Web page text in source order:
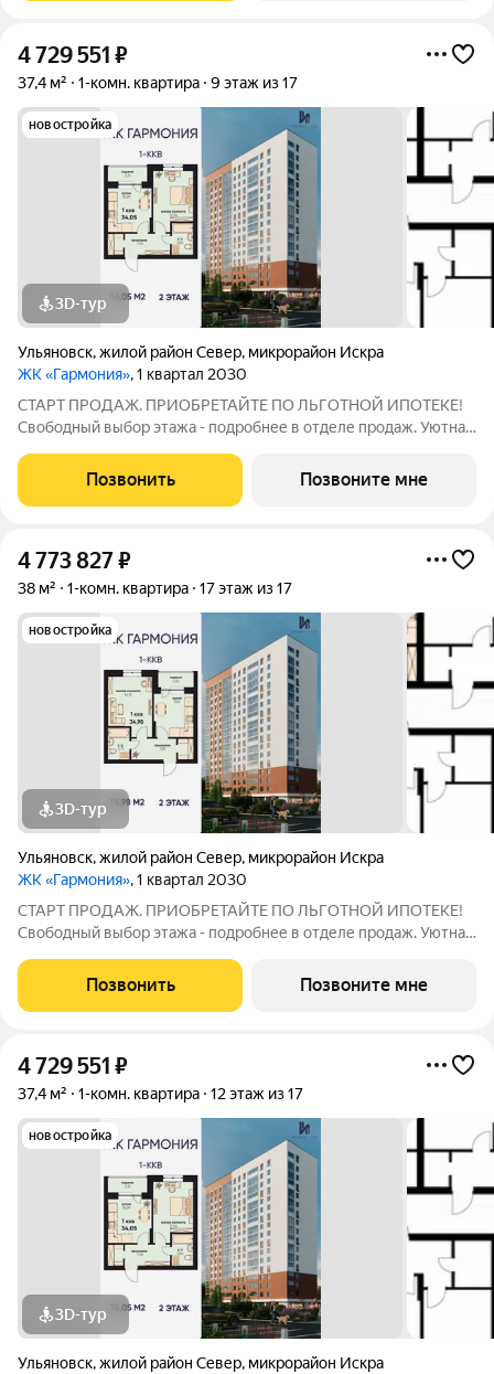
4 729 551 ₽
37,4 м² 1-комн. квартира 9 этаж из 17
новостройка
3D-тур
Ульяновск,жилой район Север, микрорайон Искра
ЖК «Гармония», 1 квартал 2030
СТАРТ ПРОДАЖ. ПРИОБРЕТАЙТЕ ПО ЛЬГОТНОЙ ИПОТЕКЕ!
Свободный выбор этажа - подробнее в отделе продаж. Уютная
тех, кто ценит комфорт и функциональность: продуманная
Позвонить Позвоните мне
4 773 827₽
38 м² 1-комн. квартира 17 этаж из 17
новостройка
3D-тур
Ульяновск,жилой район Север, микрорайон Искра
ЖК «Гармония», 1 квартал 2030
СТАРТ ПРОДАЖ. ПРИОБРЕТАЙТЕ ПО ЛЬГОТНОЙ ИПОТЕКЕ!
Свободный выбор этажа - подробнее в отделе продаж. Уютная
тех, кто ценит комфорт и функциональность: продуманная
Позвонить Позвоните мне
4 729 551 ₽
37,4 м² 1-комн. квартира 12 этаж из 17
новостройка
3D-тур
Ульяновск,жилой район Север, микрорайон Искра